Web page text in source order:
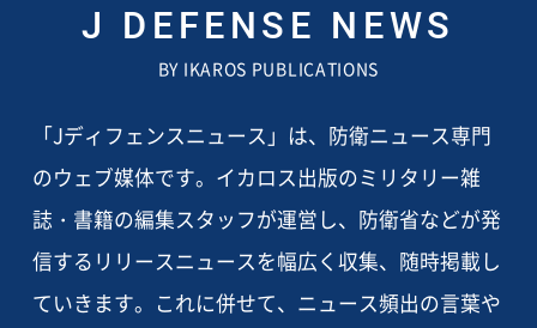
J DEFENSE NEWS
BY IKAROS PUBLICATIONS
「Jディフェンスニュース」は、防衛ニュース専門
のウェブ媒体です。イカロス出版のミリタリー雑
誌・書籍の編集スタッフが運営し、防衛省などが発
信するリリースニュースを幅広く収集、随時掲載し
ていきます。これに併せて、ニュース頻出の言葉や